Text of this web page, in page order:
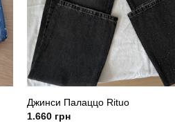
Джинси Палаццо Rituo
1.660грн